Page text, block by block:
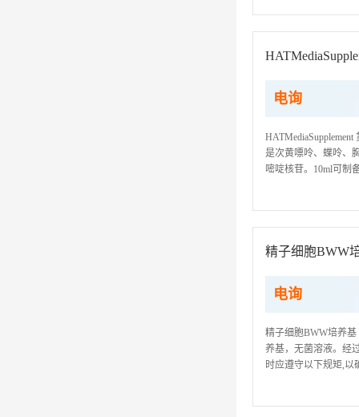
电询
是次黄嘌呤、蝶呤、
嘧啶核苷。10ml可制
精子细胞BWW
电询
精子细胞BWW培养
养基，无菌溶液。经
时应遵守以下规矩,